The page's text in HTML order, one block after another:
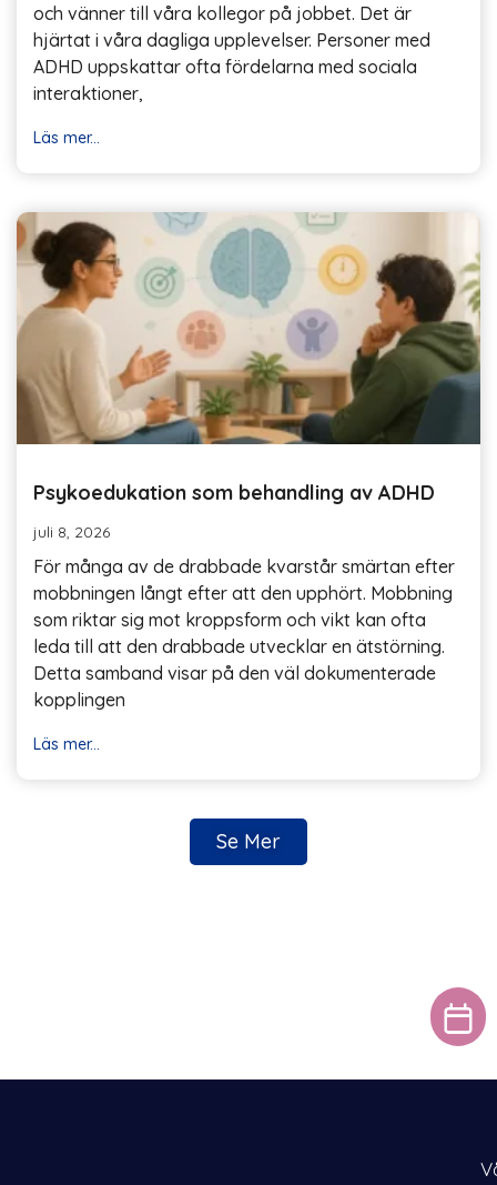
och vänner till våra kollegor på jobbet. Det är
hjärtat i våra dagliga upplevelser. Personer med
ADHD uppskattar ofta fördelarna med sociala
interaktioner,
Läs mer...
Psykoedukation som behandling av ADHD
juli 8, 2026
För många av de drabbade kvarstår smärtan efter
mobbningen långt efter att den upphört. Mobbning
som riktar sig mot kroppsform och vikt kan ofta
leda till att den drabbade utvecklar en ätstörning.
Detta samband visar på den väl dokumenterade
kopplingen
Läs mer...
Se Mer